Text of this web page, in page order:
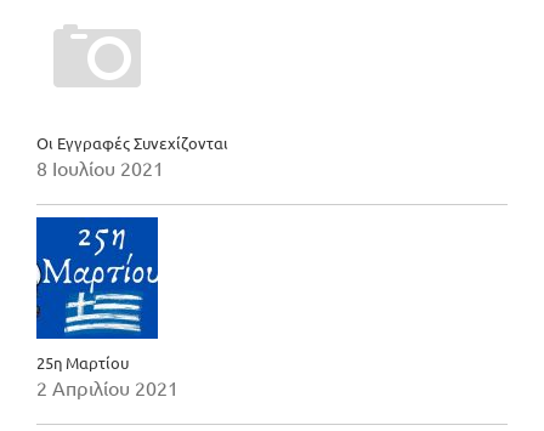
Οι Εγγραφές Συνεχίζονται
8 Ιουλίου 2021
25η Μαρτίου
2 Απριλίου 2021